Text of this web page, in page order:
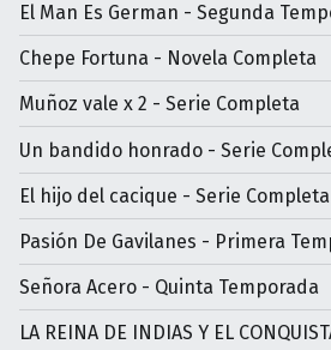
El Man Es German - Segunda
Chepe Fortuna - Novela Completa
Muñoz vale x 2 - Serie Completa
Un bandido honrado - Serie
El hijo del cacique - Serie Completa
Pasión De Gavilanes - Primera
Señora Acero - Quinta Temporada
LA REINA DE INDIAS Y EL